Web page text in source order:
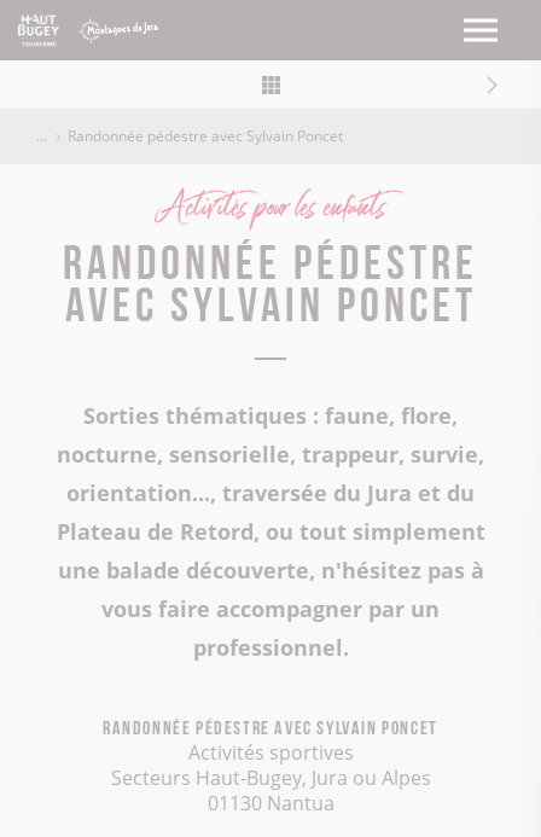
Randonnée pédestre avec Sylvain Poncet
Activités pour les enfants
Randonnée pédestre
avec Sylvain Poncet
Sorties thématiques : faune, flore,
nocturne, sensorielle, trappeur, survie,
orientation..., traversée du Jura et du
Plateau de Retord, ou tout simplement
une balade découverte, n'hésitez pas à
vous faire accompagner par un
professionnel.
Randonnée pédestre avec Sylvain Poncet
Activités sportives
Secteurs Haut-Bugey, Jura ou Alpes
01130 Nantua